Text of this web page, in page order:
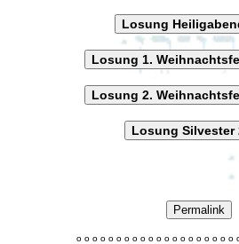
Losung
Losung 1.
Losung 2.
Losung Silvester
Permalink
o o o o o o o o o o o o o o o o o o o o